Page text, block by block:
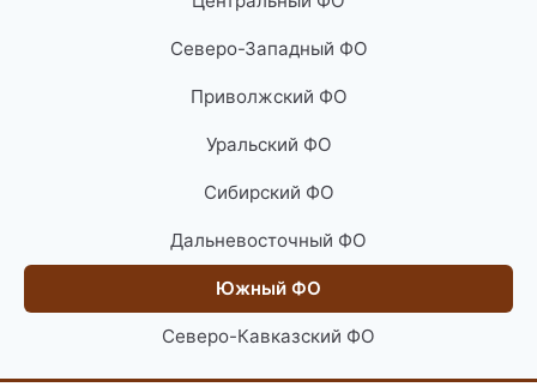
Северо-Западный ФО
Приволжский ФО
Уральский ФО
Сибирский ФО
Дальневосточный ФО
Южный ФО
Северо-Кавказский ФО